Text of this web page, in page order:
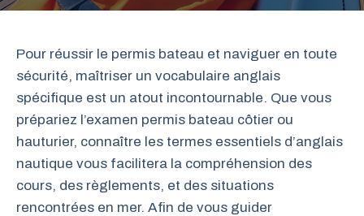
Pour réussir le permis bateau et naviguer en toute
sécurité, maîtriser un vocabulaire anglais
spécifique est un atout incontournable. Que vous
prépariez l’examen permis bateau côtier ou
hauturier, connaître les termes essentiels d’anglais
nautique vous facilitera la compréhension des
cours, des règlements, et des situations
rencontrées en mer. Afin de vous guider